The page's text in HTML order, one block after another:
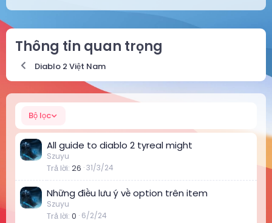
Thông tin quan trọng
Diablo 2 Việt Nam
Bộ lọc
All guide to diablo 2 tyreal might
Szuyu
Trả lời 26 31/3/24
Những điều lưu ý về option trên item
Szuyu
Trả lời 0 6/2/24